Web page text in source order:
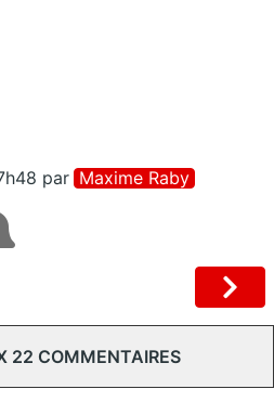
par Maxime Raby
22 COMMENTAIRES